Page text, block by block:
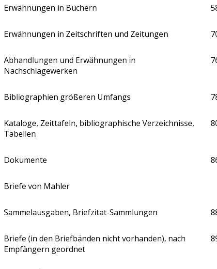
Erwähnungen in Büchern
Erwähnungen in Zeitschriften und Zeitungen
Abhandlungen und Erwähnungen in
Nachschlagewerken
Bibliographien größeren Umfangs
Kataloge, Zeittafeln, bibliographische Verzeichnisse,
Tabellen
Dokumente
Briefe von Mahler
Sammelausgaben, Briefzitat-Sammlungen
Briefe (in den Briefbänden nicht vorhanden), nach
Empfängern geordnet